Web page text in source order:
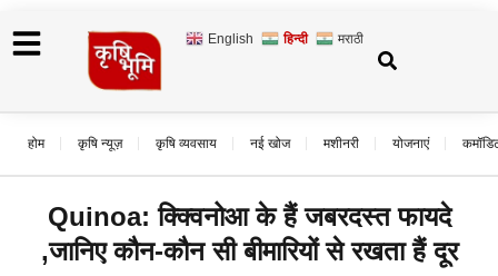
English हिन्दी मराठी
होम कृषि न्यूज़ कृषि व्यवसाय नई खोज मशीनरी योजनाएं
Quinoa: क्क्विनोआ के हैं जबरदस्त फायदे
,जानिए कौन-कौन सी बीमारियों से रखता हैं दूर